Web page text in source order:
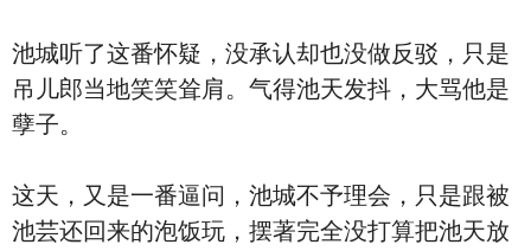
池城听了这番怀疑，没承认却也没做反驳，只是
吊儿郎当地笑笑耸肩。气得池天发抖，大骂他是
孽子。
这天，又是一番逼问，池城不予理会，只是跟被
池芸还回来的泡饭玩，摆著完全没打算把池天放